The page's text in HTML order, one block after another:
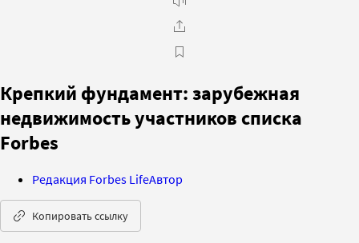
Крепкий фундамент: зарубежная
недвижимость участников списка
Forbes
Редакция Forbes LifeАвтор
Копировать ссылку